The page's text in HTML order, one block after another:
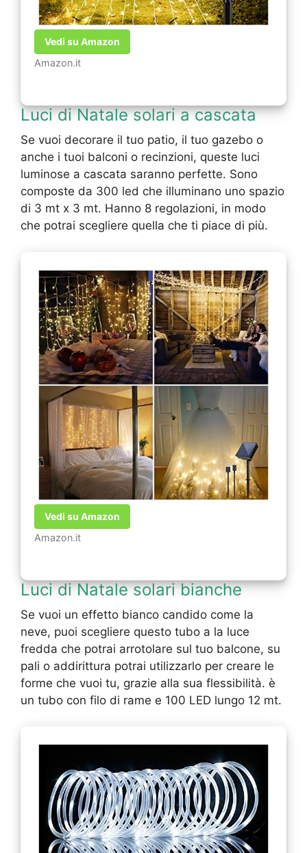
Vedi su Amazon
Amazon.it
Luci di Natale solari a cascata
Se vuoi decorare il tuo patio, il tuo gazebo o
anche i tuoi balconi o recinzioni, queste luci
luminose a cascata saranno perfette. Sono
composte da 300 led che illuminano uno spazio
di 3 mt x 3 mt. Hanno 8 regolazioni, in modo
che potrai scegliere quella che ti piace di più.
Vedi su Amazon
Amazon.it
Luci di Natale solari bianche
Se vuoi un effetto bianco candido come la
neve, puoi scegliere questo tubo a la luce
fredda che potrai arrotolare sul tuo balcone, su
pali o addirittura potrai utilizzarlo per creare le
forme che vuoi tu, grazie alla sua flessibilità. è
un tubo con filo di rame e 100 LED lungo 12 mt.